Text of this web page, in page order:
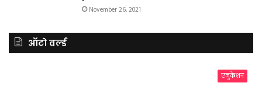
November 26, 2021
ऑटो वर्ल्ड
एजुकेशन